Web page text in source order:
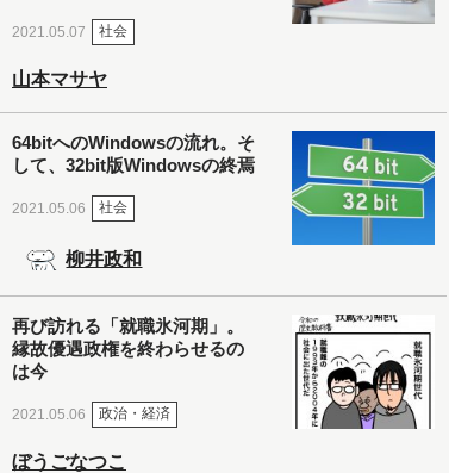
2021.05.07 社会
山本マサヤ
64bitへのWindowsの流れ。そ
して、32bit版Windowsの終焉
2021.05.06 社会
柳井政和
再び訪れる「就職氷河期」。
縁故優遇政権を終わらせるの
は今
2021.05.06 政治・経済
ぼうごなつこ